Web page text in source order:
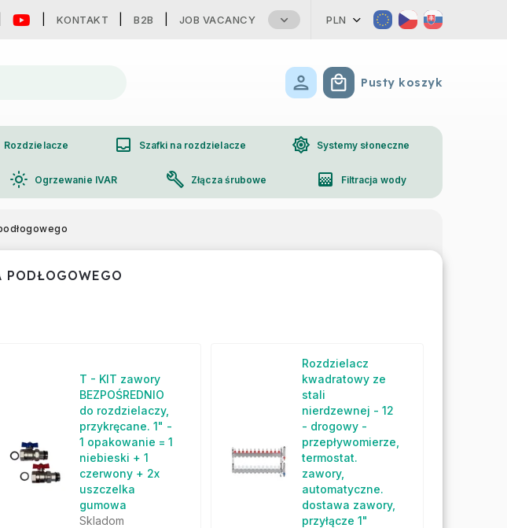
KONTAKT B2B JOB VACANCY PLN
Koszyk
Pusty koszyk
Rozdzielacze inbox Szafki na rozdzielacze brightness_high Systemy słoneczne
light_mode Ogrzewanie IVAR build Złącza śrubowe gradient Filtracja wody
T - KIT zawory
BEZPOŚREDNIO
do rozdzielaczy,
przykręcane. 1" -
1 opakowanie = 1
niebieski + 1
czerwony + 2x
uszczelka
gumowa
Skladom
Rozdzielacz
kwadratowy ze
stali
nierdzewnej - 12
- drogowy -
przepływomierze,
termostat.
zawory,
automatyczne.
dostawa zawory,
przyłącze 1"